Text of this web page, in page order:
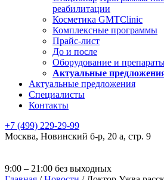
реабилитации
Косметика GMTClinic
Комплексные программы
Прайс-лист
До и после
Оборудование и
Актуальные
Актуальные предложения
Специалисты
Контакты
+7 (499) 229-29-99
Москва, Новинский б-р, 20 а, стр. 9
9:00 – 21:00 без выходных